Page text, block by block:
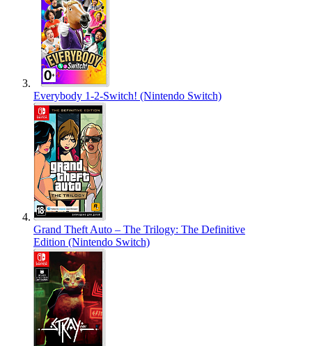
Everybody 1-2-Switch! (Nintendo Switch)
Grand Theft Auto – The Trilogy: The Definitive
Edition (Nintendo Switch)